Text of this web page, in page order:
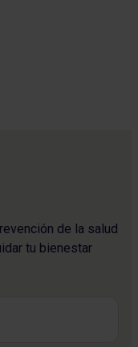
de la salud
tu bienestar